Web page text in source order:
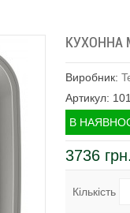
КУХОННА
Виробник:
Артикул:
В
3736 грн.
Кількість